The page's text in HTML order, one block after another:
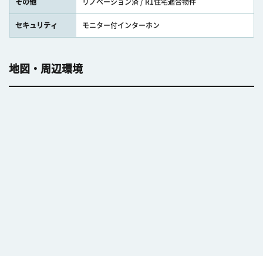
その他 リノベーション済 / R1住宅適合物件
セキュリティ モニター付インターホン
地図・周辺環境